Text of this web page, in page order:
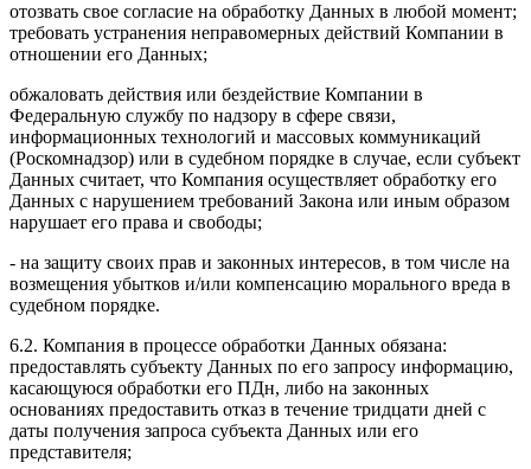
отозвать свое согласие на обработку Данных в любой момент;
требовать устранения неправомерных действий Компании в
отношении его Данных;
обжаловать действия или бездействие Компании в
Федеральную службу по надзору в сфере связи,
информационных технологий и массовых коммуникаций
(Роскомнадзор) или в судебном порядке в случае, если субъект
Данных считает, что Компания осуществляет обработку его
Данных с нарушением требований Закона или иным образом
нарушает его права и свободы;
- на защиту своих прав и законных интересов, в том числе на
возмещения убытков и/или компенсацию морального вреда в
судебном порядке.
6.2. Компания в процессе обработки Данных обязана:
предоставлять субъекту Данных по его запросу информацию,
касающуюся обработки его ПДн, либо на законных
основаниях предоставить отказ в течение тридцати дней с
даты получения запроса субъекта Данных или его
представителя;